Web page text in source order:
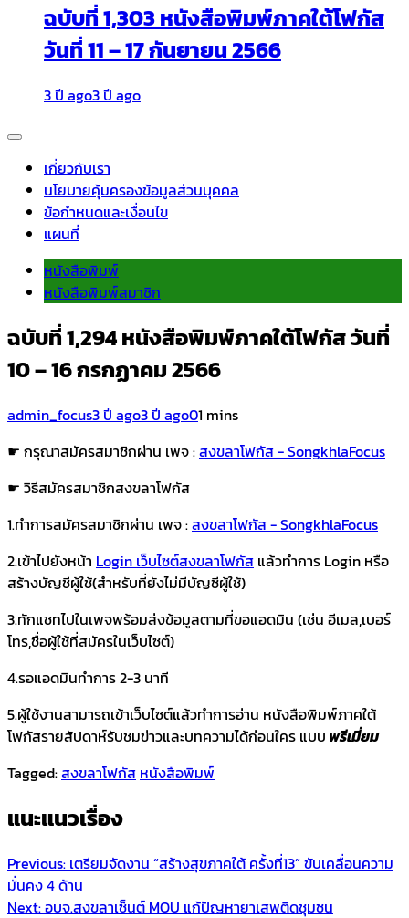
ฉบับที่ 1,303 หนังสือพิมพ์ภาคใต้โฟกัส
วันที่ 11 – 17 กันยายน 2566
3 ปี ago3 ปี ago
เกี่ยวกับเรา
นโยบายคุ้มครองข้อมูลส่วนบุคคล
ข้อกำหนดและเงื่อนไข
แผนที่
หนังสือพิมพ์
หนังสือพิมพ์สมาชิก
ฉบับที่ 1,294 หนังสือพิมพ์ภาคใต้โฟกัส วันที่
10 – 16 กรกฏาคม 2566
admin_focus3 ปี ago3 ปี ago01 mins
☛ กรุณาสมัครสมาชิกผ่าน เพจ :สงขลาโฟกัส - SongkhlaFocus
☛ วิธีสมัครสมาชิกสงขลาโฟกัส
1.ทำการสมัครสมาชิกผ่าน เพจ :สงขลาโฟกัส - SongkhlaFocus
2.เข้าไปยังหน้า Login เว็บไซต์สงขลาโฟกัส แล้วทำการ Login หรือ
สร้างบัญชีผู้ใช้(สำหรับที่ยังไม่มีบัญชีผู้ใช้)
3.ทักแชทไปในเพจพร้อมส่งข้อมูลตามที่ขอแอดมิน (เช่น อีเมล,เบอร์
โทร,ชื่อผู้ใช้ที่สมัครในเว็บไซต์)
4.รอแอดมินทำการ 2-3 นาที
5.ผู้ใช้งานสามารถเข้าเว็บไซต์แล้วทำการอ่าน หนังสือพิมพ์ภาคใต้
โฟกัสรายสัปดาห์รับชมข่าวและบทความได้ก่อนใคร แบบ พรีเมี่ยม
Tagged:สงขลาโฟกัส หนังสือพิมพ์
แนะแนวเรื่อง
Previous: เตรียมจัดงาน “สร้างสุขภาคใต้ ครั้งที่13” ขับเคลื่อนความ
มั่นคง 4 ด้าน
Next:อบจ.สงขลาเซ็นต์ MOU แก้ปัญหายาเสพติดชุมชน